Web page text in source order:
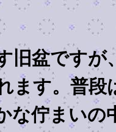
旧盆ですが
ます。普段
な佇まいの